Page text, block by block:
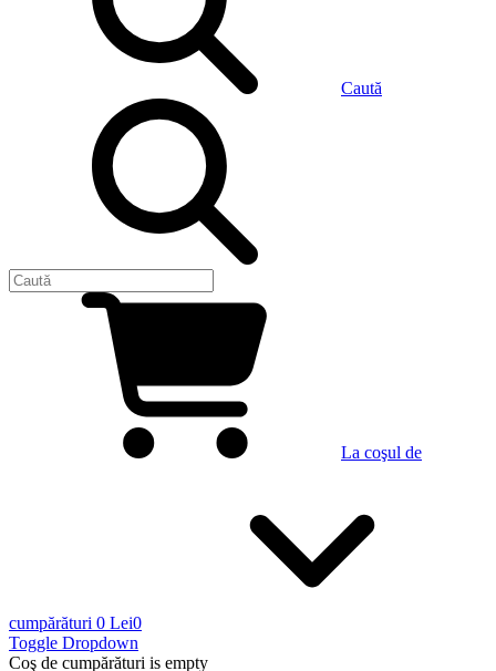
Caută
La coşul de
cumpărături 0 Lei0
Toggle Dropdown
Coş de cumpărături is empty